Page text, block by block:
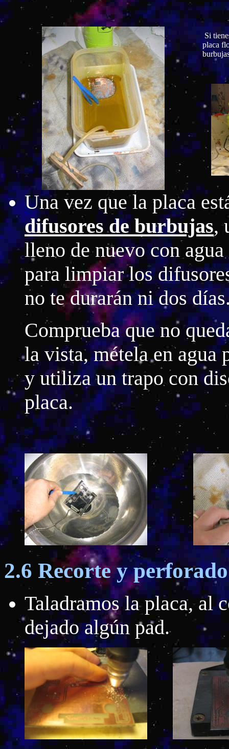
Si
placa
Una vez que la placa
difusores de burbujas,
lleno de nuevo con
para limpiar los
no te durarán ni dos
Comprueba que no
la vista, métela en agua
y utiliza un trapo con
placa.
2.6 Recorte y
Taladramos la placa, al
dejado algún pad.